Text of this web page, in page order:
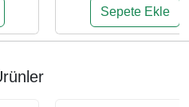
Sepete Ekle